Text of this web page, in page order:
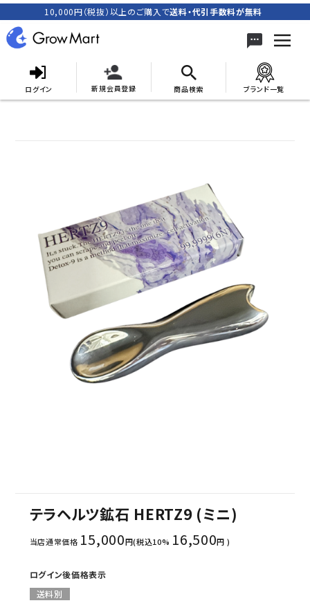
10,000円（税抜）以上のご購入で送料・代引手数料が無料
ログイン 新規会員登録 商品検索 ブランド一覧
person 新規会員登録
カテゴリーから探す
キャンペーン
セミナー/契約関連
テラヘルツ鉱石 HERTZ9 (ミニ)
当店通常価格 15,000円(税込10% 16,500円 )
ログイン後価格表示
送料別